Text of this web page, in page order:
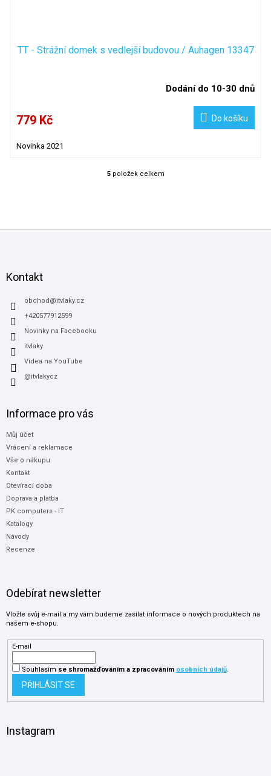
TT - Strážní domek s vedlejší budovou / Auhagen 13347
Dodání do 10-30 dnů
779 Kč Do košíku
Novinka 2021
O
5položek celkem
Kontakt
obchod@itvlaky.cz
+420577912599
Novinky na Facebooku
itvlaky
Videa na YouTube
@itvlakycz
Informace pro vás
Můj účet
Vrácení a reklamace
Vše o nákupu
Kontakt
Otevírací doba
Doprava a platba
PK computers - IT
Katalogy
Návody
Recenze
Odebírat newsletter
Vložte svůj e-mail a my vám budeme zasílat informace o nových produktech na
našem e-shopu.
E-mail
Souhlasím se shromažďováníma zpracováním osobních údajů.
PŘIHLÁSIT SE
Instagram